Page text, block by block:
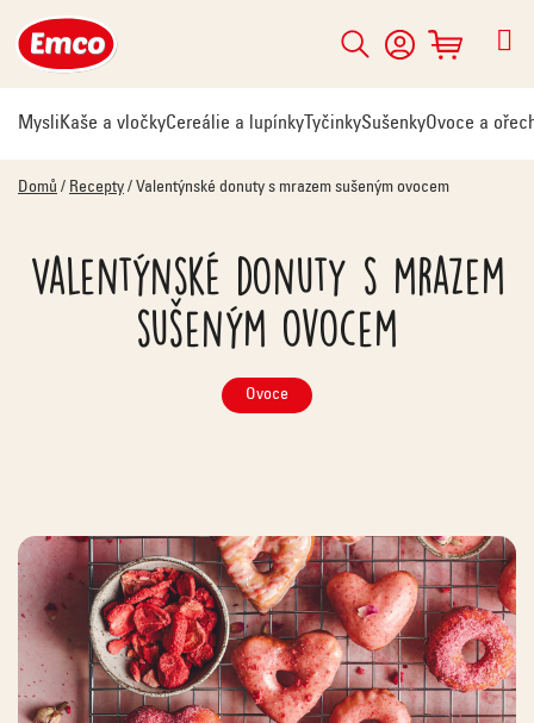
na
obsah
Hledat
NÁKUPNÍ
KOŠÍK
MysliKaše a vločkyCereálie a lupínky TyčinkySušenkyOvoce a
Domů / Recepty / Valentýnské donuty s mrazem sušeným ovocem
Valentýnské donuty s mrazem
sušeným ovocem
Ovoce